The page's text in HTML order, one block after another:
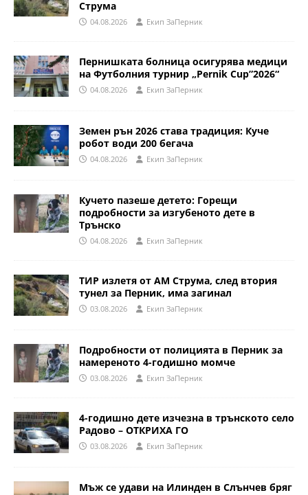
Струма
04.08.2026 Eкип ЗаПерник
Пернишката болница осигурява медици
на Футболния турнир „Pernik Cup”2026“
04.08.2026 Eкип ЗаПерник
Земен рън 2026 става традиция: Куче
робот води 200 бегача
04.08.2026 Eкип ЗаПерник
Кучето пазеше детето: Горещи
подробности за изгубеното дете в
Трънско
04.08.2026 Eкип ЗаПерник
ТИР излетя от АМ Струма, след втория
тунел за Перник, има загинал
03.08.2026 Eкип ЗаПерник
Подробности от полицията в Перник за
намереното 4-годишно момче
03.08.2026 Eкип ЗаПерник
4-годишно дете изчезна в трънското село
Радово – ОТКРИХА ГО
03.08.2026 Eкип ЗаПерник
Мъж се удави на Илинден в Слънчев бряг